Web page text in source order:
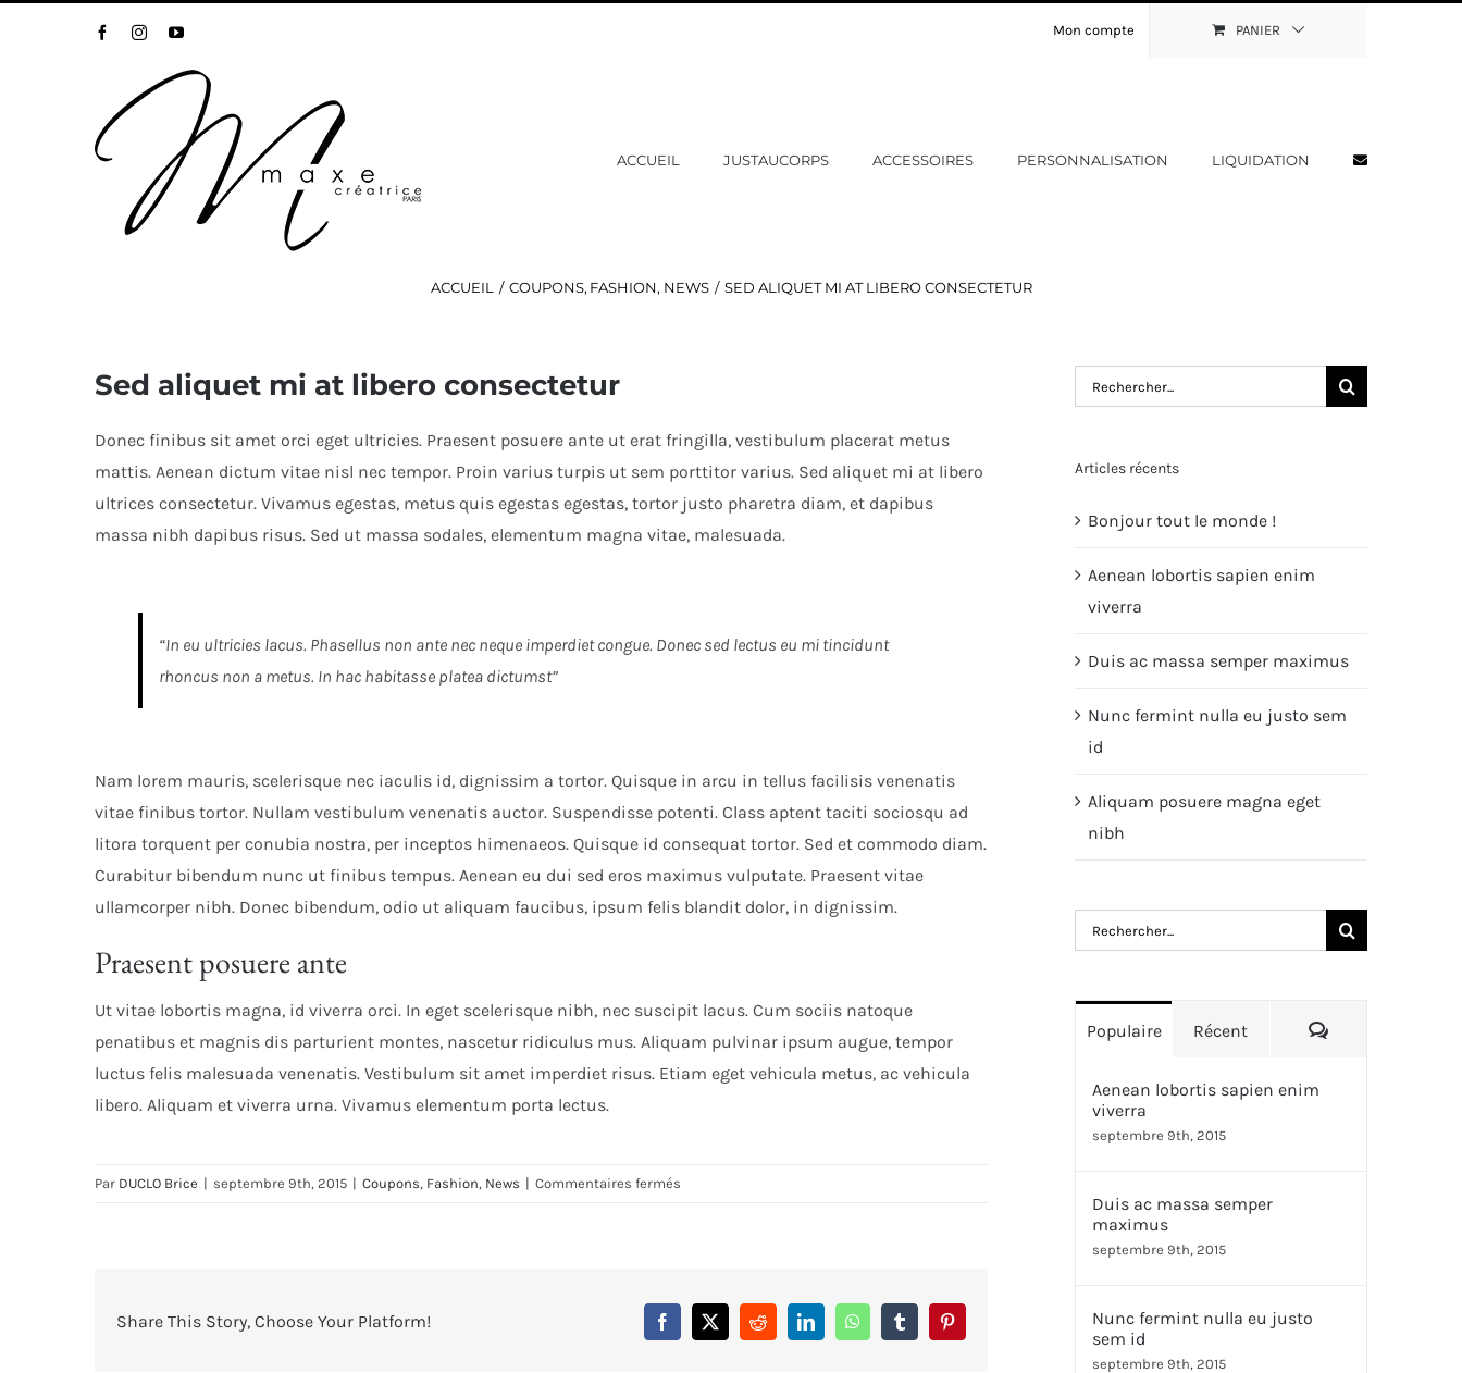
FacebookInstagramYouTube Mon compte PANIER
ACCUEIL JUSTAUCORPS ACCESSOIRES PERSONNALISATION LIQUIDATION
ACCUEIL COUPONS FASHION NEWS SED ALIQUET MI AT LIBERO CONSECTETUR
Sed aliquet mi at libero consectetur
Donec finibus sit amet orci eget ultricies. Praesent posuere ante ut erat fringilla, vestibulum placerat metus
mattis. Aenean dictum vitae nisl nec tempor. Proin varius turpis ut sem porttitor varius. Sed aliquet mi at libero
ultrices consectetur. Vivamus egestas, metus quis egestas egestas, tortor justo pharetra diam, et dapibus
massa nibh dapibus risus. Sed ut massa sodales, elementum magna vitae, malesuada.
“In eu ultricies lacus. Phasellus non ante nec neque imperdiet congue. Donec sed lectus eu mi tincidunt
rhoncus non a metus. In hac habitasse platea dictumst”
Nam lorem mauris, scelerisque nec iaculis id, dignissim a tortor. Quisque in arcu in tellus facilisis venenatis
vitae finibus tortor. Nullam vestibulum venenatis auctor. Suspendisse potenti. Class aptent taciti sociosqu ad
litora torquent per conubia nostra, per inceptos himenaeos. Quisque id consequat tortor. Sed et commodo diam.
Curabitur bibendum nunc ut finibus tempus. Aenean eu dui sed eros maximus vulputate. Praesent vitae
ullamcorper nibh. Donec bibendum, odio ut aliquam faucibus, ipsum felis blandit dolor, in dignissim.
Praesent posuere ante
Ut vitae lobortis magna, id viverra orci. In eget scelerisque nibh, nec suscipit lacus. Cum sociis natoque
penatibus et magnis dis parturient montes, nascetur ridiculus mus. Aliquam pulvinar ipsum augue, tempor
luctus felis malesuada venenatis. Vestibulum sit amet imperdiet risus. Etiam eget vehicula metus, ac vehicula
libero. Aliquam et viverra urna. Vivamus elementum porta lectus.
Par DUCLO Brice | septembre 9th, 2015 | Coupons, Fashion, News | Commentaires fermés
libero
consectetur
Share This Story, Choose Your Platform! Facebook
X RedditLinkedInWhatsAppTumblrPinterest
Rechercher:
Articles récents
Bonjour tout le monde !
Aenean lobortis sapien enim
viverra
Duis ac massa semper maximus
Nunc fermint nulla eu justo sem
id
Aliquam posuere magna eget
nibh
Rechercher:
Populaire Récent Commentaires
Aenean lobortis sapien enim
viverra
septembre 9th, 2015
Duis ac massa semper
maximus
septembre 9th, 2015
Nunc fermint nulla eu justo
sem id
septembre 9th, 2015